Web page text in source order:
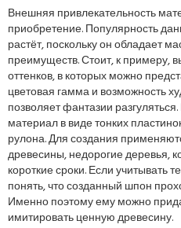
Внешняя привлекательность
приобретение. Популярность
растёт, поскольку он обладает
преимуществ. Стоит, к примеру,
оттенков, в которых можно
цветовая гамма и возможность
позволяет фантазии
материал в виде тонких
рулона. Для создания
древесины, недорогие деревья,
короткие сроки. Если учитывать
понять, что созданный шпон
Именно поэтому ему можно
имитировать ценную древесину.